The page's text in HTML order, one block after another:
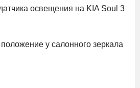
освещения на KIA Soul 3
у салонного зеркала